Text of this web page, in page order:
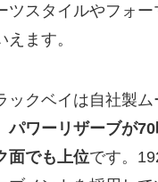
ツスタイルやフォ
ます。
ックベイは自社製
パワーリザーブが
面でも上位です。